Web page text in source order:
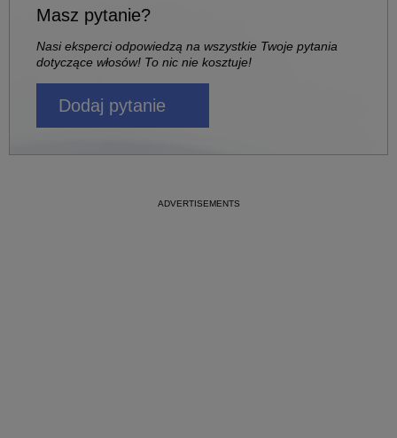
Masz pytanie?
Nasi eksperci odpowiedzą na wszystkie Twoje pytania
dotyczące włosów! To nic nie kosztuje!
Dodaj pytanie